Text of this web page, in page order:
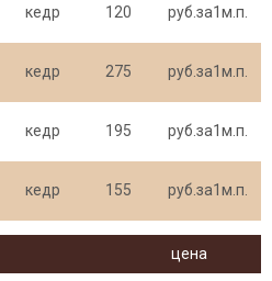
кедр 120 руб.за1м.п.
кедр 275 руб.за1м.п.
кедр 195 руб.за1м.п.
кедр 155 руб.за1м.п.
цена